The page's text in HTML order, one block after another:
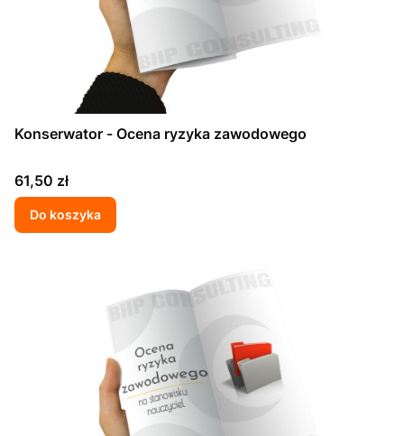
Konserwator - Ocena ryzyka zawodowego
Cena
61,50 zł
Do koszyka